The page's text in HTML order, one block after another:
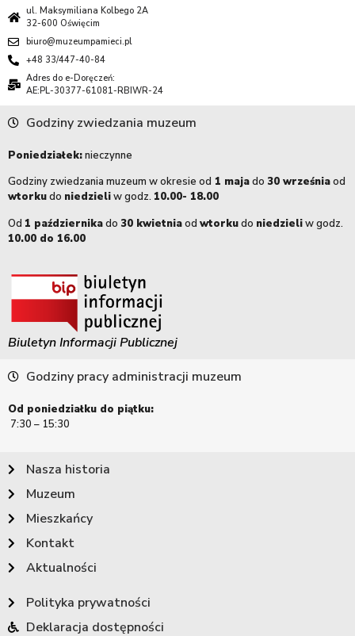
ul. Maksymiliana Kolbego 2A
32-600 Oświęcim
biuro@muzeumpamieci.pl
+48 33/447-40-84
Adres do e-Doręczeń:
AE:PL-30377-61081-RBIWR-24
Godziny zwiedzania muzeum
Poniedziałek:nieczynne
Godziny zwiedzania muzeum w okresie od 1 majado 30 wrześniaod
wtorkudo niedzieliw godz. 10.00- 18.00
Od 1 październikado 30 kwietniaod wtorkudo niedzieliw godz.
10.00 do 16.00
Biuletyn Informacji Publicznej
Godziny pracy administracji muzeum
Od poniedziałku do piątku:
7:30 – 15:30
Nasza historia
Muzeum
Mieszkańcy
Kontakt
Aktualności
Polityka prywatności
Deklaracja dostępności